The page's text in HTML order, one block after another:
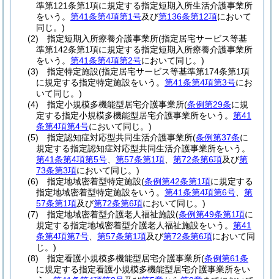
準第121条第1項に規定する指定短期入所生活介護事業所
をいう。 第41条第4項第1号及び第136条第12項において
同じ。)
(2)
指定短期入所療養介護事業所(指定居宅サービス等基
準第142条第1項に規定する指定短期入所療養介護事業所
をいう。 第41条第4項第2号において同じ。)
(3)
指定特定施設(指定居宅サービス等基準第174条第1項
に規定する指定特定施設をいう。 第41条第4項第3号にお
いて同じ。)
(4)
指定小規模多機能型居宅介護事業所(条例第29条に規
定する指定小規模多機能型居宅介護事業所をいう。 第41
条第4項第4号において同じ。)
(5)
指定認知症対応型共同生活介護事業所(条例第37条に
規定する指定認知症対応型共同生活介護事業所をいう。
第41条第4項第5号
第57条第1項 第72条第6項及び第
73条第3項において同じ。)
(6)
指定地域密着型特定施設(条例第42条第1項に規定する
指定地域密着型特定施設をいう。 第41条第4項第6号
第
57条第1項及び第72条第6項において同じ。)
(7)
指定地域密着型介護老人福祉施設(条例第49条第1項に
規定する指定地域密着型介護老人福祉施設をいう。 第41
条第4項第7号
第57条第1項及び第72条第6項において同
じ。)
(8)
指定看護小規模多機能型居宅介護事業所(条例第61条
に規定する指定看護小規模多機能型居宅介護事業所をい